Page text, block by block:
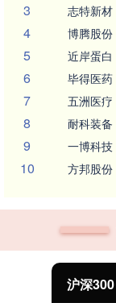
3 志特新材
4 博腾股份
5 近岸蛋白
6 毕得医药
7 五洲医疗
8 耐科装备
9 一博科技
10 方邦股份
北证50